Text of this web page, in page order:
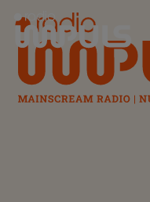
Radio Impuls